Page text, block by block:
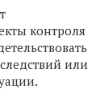
контроля
или